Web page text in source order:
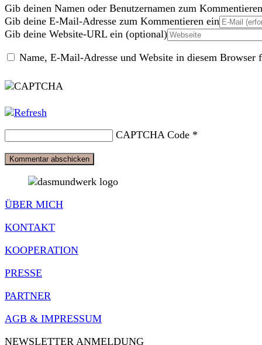
Gib deinen Namen oder Benutzernamen zum
Gib deine E-Mail-Adresse zum Kommentieren ein
Gib deine Website-URL ein (optional)
Name, E-Mail-Adresse und Website in diesem Browser
CAPTCHA Code *
ÜBER MICH
KONTAKT
KOOPERATION
PRESSE
PARTNER
AGB & IMPRESSUM
NEWSLETTER ANMELDUNG